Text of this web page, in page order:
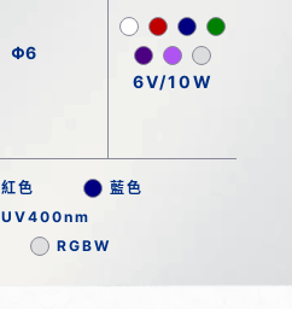
Φ6
6V/10W
紅色
藍色
UV400nm
RGBW